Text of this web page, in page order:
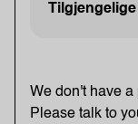
We don't have
Please talk to